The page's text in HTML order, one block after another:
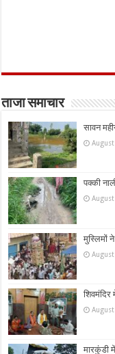
ताजा समाचार
सावन
पक्की
मुस्लिमों
मारकुंडी